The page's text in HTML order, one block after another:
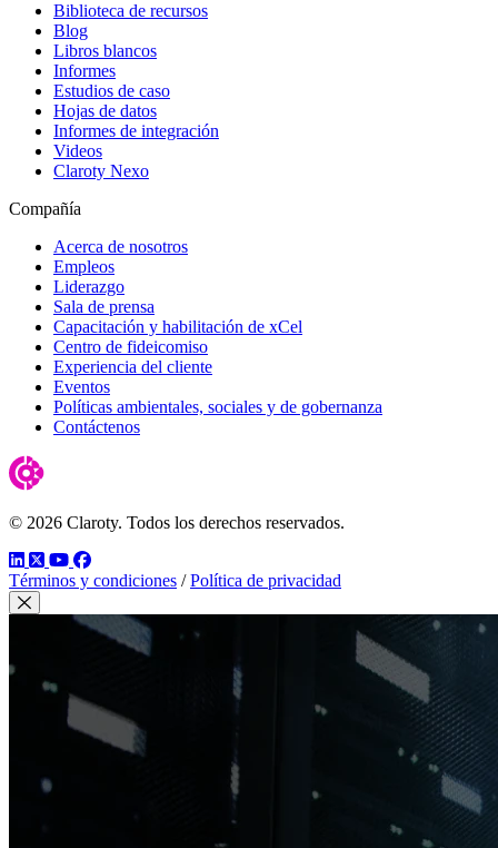
Biblioteca de recursos
Blog
Libros blancos
Informes
Estudios de caso
Hojas de datos
Informes de integración
Videos
Claroty Nexo
Compañía
Acerca de nosotros
Empleos
Liderazgo
Sala de prensa
Capacitación y habilitación de xCel
Centro de fideicomiso
Experiencia del cliente
Eventos
Políticas ambientales, sociales y de gobernanza
Contáctenos
© 2026 Claroty. Todos los derechos reservados.
LinkedIn
TwitterYouTube
Facebook
Términos y condiciones / Política de privacidad
Cerrar modal